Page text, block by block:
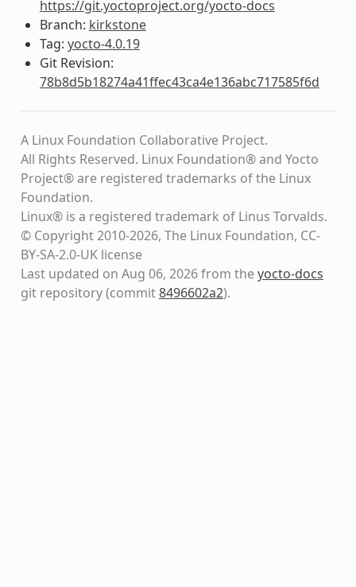
https://git.yoctoproject.org/yocto-docs
Branch: kirkstone
Tag: yocto-4.0.19
Git Revision:
78b8d5b18274a41ffec43ca4e136abc717585f6d
A Linux Foundation Collaborative Project.
All Rights Reserved. Linux Foundation® and Yocto
Project® are registered trademarks of the Linux
Foundation.
Linux® is a registered trademark of Linus Torvalds.
© Copyright 2010-2026, The Linux Foundation, CC-
BY-SA-2.0-UK license
Last updated on Aug 06, 2026 from theyocto-docs
git repository(commit8496602a2).